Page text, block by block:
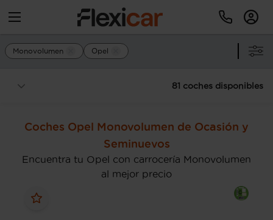
Monovolumen Opel
81 coches disponibles
Coches Opel Monovolumen de Ocasión y
Seminuevos
Encuentra tu Opel con carrocería Monovolumen
al mejor precio